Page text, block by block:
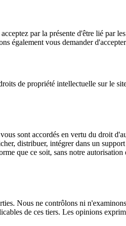
par la présente d'être lié par
également vous demander
de propriété intellectuelle sur le
sont accordés en vertu du droit
distribuer, intégrer dans un
que ce soit, sans notre
Nous ne contrôlons ni
de ces tiers. Les opinions